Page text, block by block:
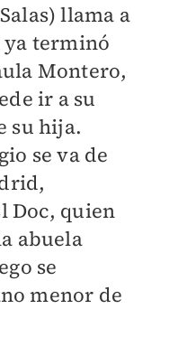
llama a
terminó
Montero,
ir a su
su hija.
se va de
Doc, quien
abuela
se
menor de